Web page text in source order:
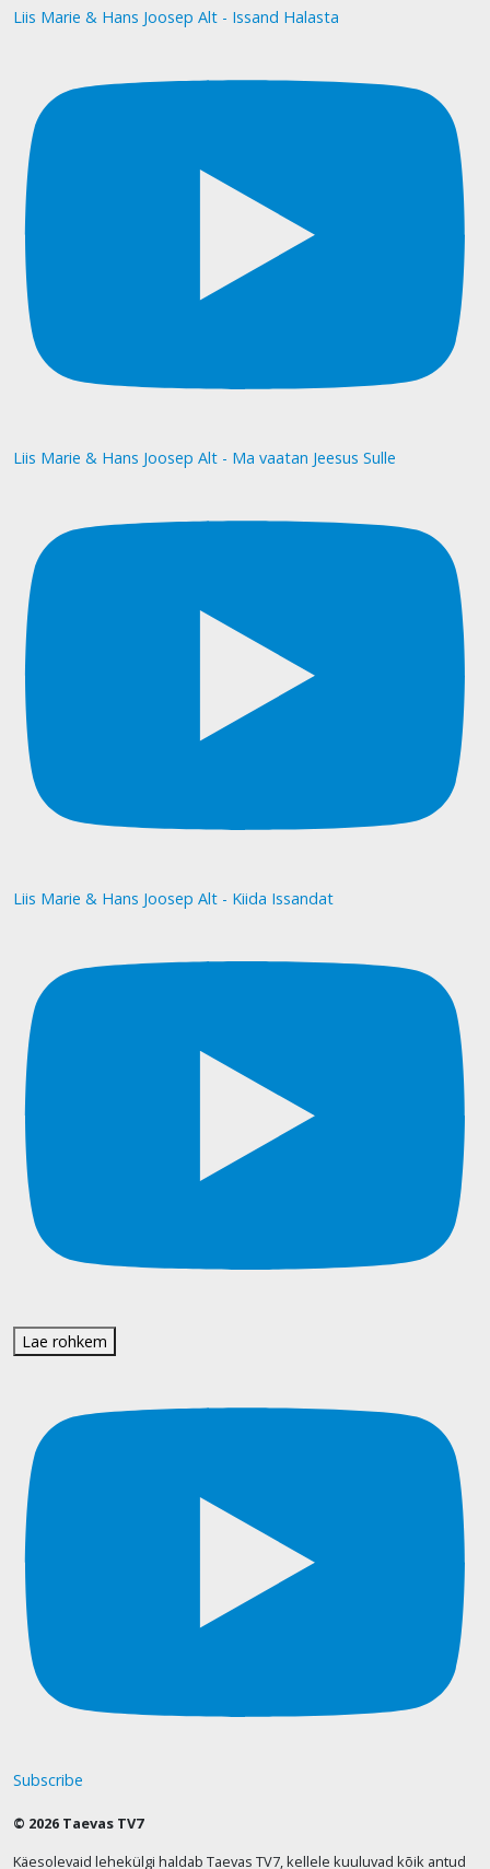
Liis Marie & Hans Joosep Alt - Issand Halasta
Liis Marie & Hans Joosep Alt - Ma vaatan Jeesus Sulle
Liis Marie & Hans Joosep Alt - Kiida Issandat
Lae rohkem
Subscribe
© 2026 Taevas TV7
Käesolevaid lehekülgi haldab Taevas TV7, kellele kuuluvad kõik antud